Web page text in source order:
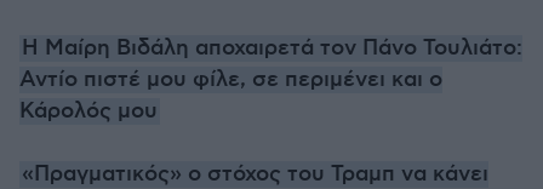
Η Μαίρη Βιδάλη αποχαιρετά τον Πάνο Τουλιάτο:
Αντίο πιστέ μου φίλε, σε περιμένει και ο
Κάρολός μου
«Πραγματικός» ο στόχος του Τραμπ να κάνει